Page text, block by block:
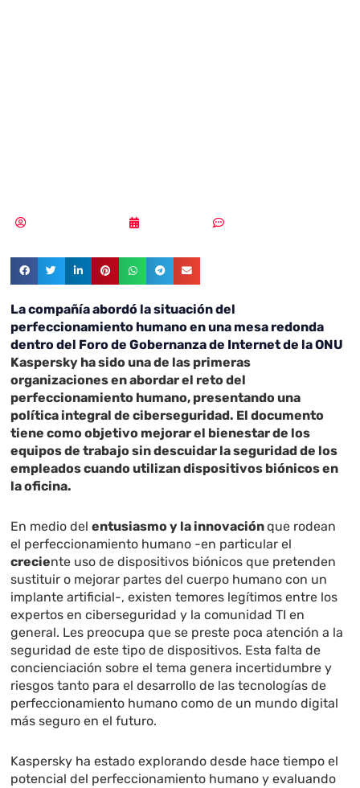
La compañía abordó la situación del
perfeccionamiento humano en una mesa redonda
dentro del Foro de Gobernanza de Internet de la ONU
Kaspersky ha sido una de las primeras
organizaciones en abordar el reto del
perfeccionamiento humano, presentando una
política integral de ciberseguridad. El documento
tiene como objetivo mejorar el bienestar de los
equipos de trabajo sin descuidar la seguridad de los
empleados cuando utilizan dispositivos biónicos en
la oficina.
En medio delentusiasmo y la innovaciónque rodean
el perfeccionamiento humano -en particular el
creciente uso de dispositivos biónicos que pretenden
sustituir o mejorar partes del cuerpo humano con un
implante artificial-, existen temores legítimos entre los
expertos en ciberseguridad y la comunidad TI en
general. Les preocupa que se preste poca atención a la
seguridad de este tipo de dispositivos. Esta falta de
concienciación sobre el tema genera incertidumbre y
riesgos tanto para el desarrollo de las tecnologías de
perfeccionamiento humano como de un mundo digital
más seguro en el futuro.
Kaspersky ha estado explorando desde hace tiempo el
potencial del perfeccionamiento humano y evaluando